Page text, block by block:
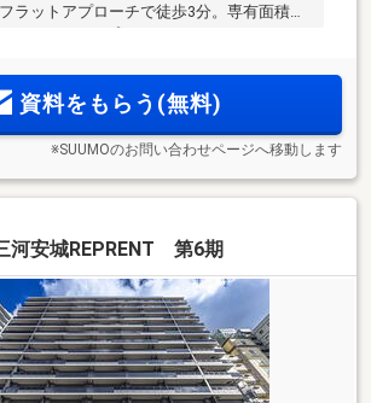
ラットアプローチで徒歩3分。専有面積／
2LDK～3LDKのプランバリエーション。
モール Nagoya Noritake Garden（注3）
資料をもらう(無料)
※SUUMOのお問い合わせページへ移動します
河安城REPRENT 第6期